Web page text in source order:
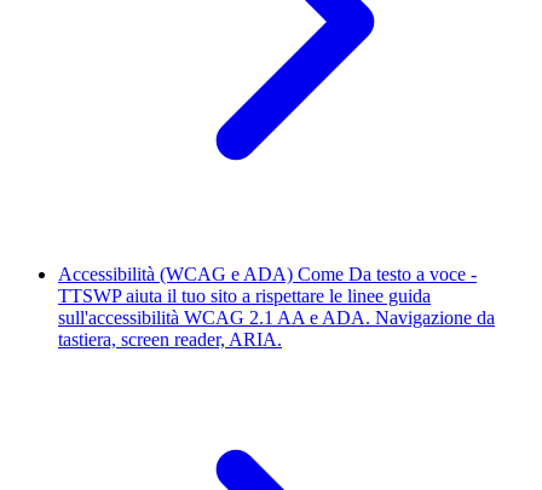
Accessibilità (WCAG e ADA) Come Da testo a voce -
TTSWP aiuta il tuo sito a rispettare le linee guida
sull'accessibilità WCAG 2.1 AA e ADA. Navigazione da
tastiera, screen reader, ARIA.